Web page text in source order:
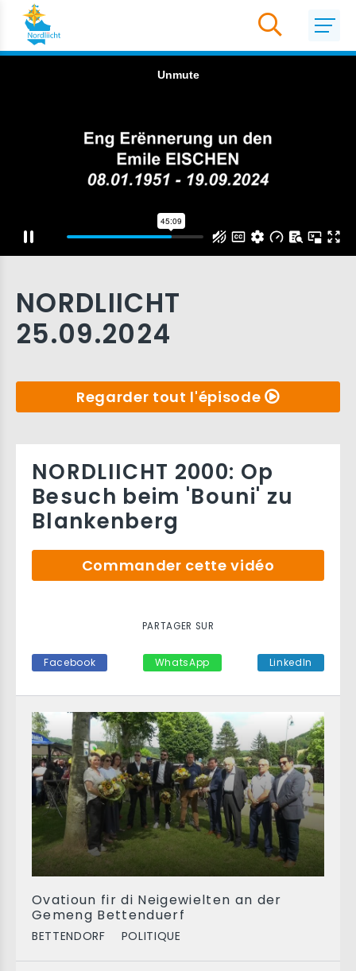
NORDLIICHT
25.09.2024
Regarder tout l'épisode
Ovatioun fir di Neigewielten an der
Gemeng Bettenduerf
BETTENDORF POLITIQUE
NORDLIICHT 2000: Op
Besuch beim 'Bouni' zu
Blankenberg
Commander cette vidéo
PARTAGER SUR
Facebook WhatsApp LinkedIn